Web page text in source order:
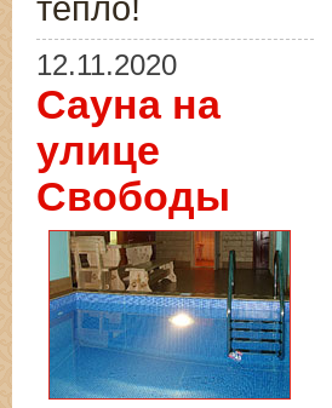
тепло!
12.11.2020
Сауна на
улице
Свободы